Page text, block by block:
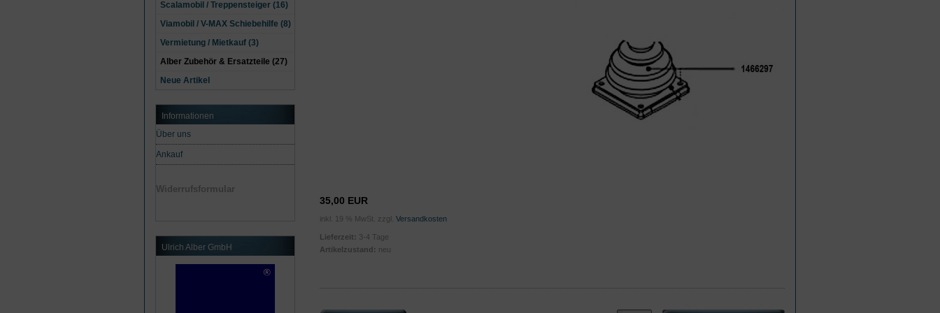
Scalamobil / Treppensteiger (16)
Viamobil / V-MAX Schiebehilfe (8)
Vermietung / Mietkauf (3)
Alber Zubehör & Ersatzteile (27)
Neue Artikel
Informationen
Über uns
Ankauf
Widerrufsformular
Ulrich Alber GmbH
35,00 EUR
inkl. 19 % MwSt. zzgl. Versandkosten
Lieferzeit: 3-4 Tage
Artikelzustand: neu